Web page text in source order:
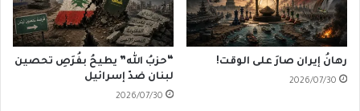
رهانُ إيران صارَ على الوقت!
2026/07/30
“حزبُ الله” يطيحُ بفُرَصِ تحصين
لبنان ضدّ إسرائيل
2026/07/30